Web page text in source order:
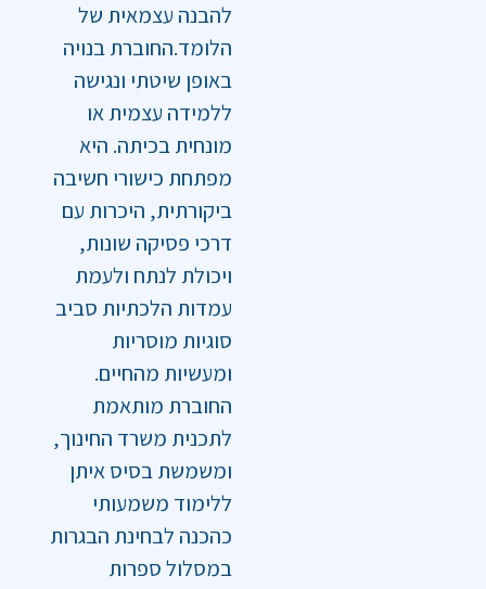
להבנה עצמאית של
הלומד.החוברת בנויה
באופן שיטתי ונגישה
ללמידה עצמית או
מונחית בכיתה. היא
מפתחת כישורי חשיבה
ביקורתית, היכרות עם
דרכי פסיקה שונות,
ויכולת לנתח ולעמת
עמדות הלכתיות סביב
סוגיות מוסריות
ומעשיות מהחיים.
החוברת מותאמת
לתכנית משרד החינוך,
ומשמשת בסיס איתן
ללימוד משמעותי
כהכנה לבחינת הבגרות
במסלול ספרות